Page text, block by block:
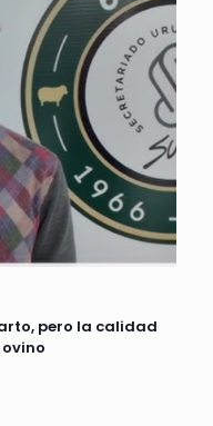
pero la calidad